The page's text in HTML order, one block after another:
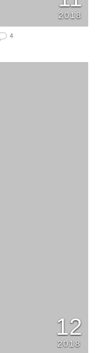
2018
4
12
2018